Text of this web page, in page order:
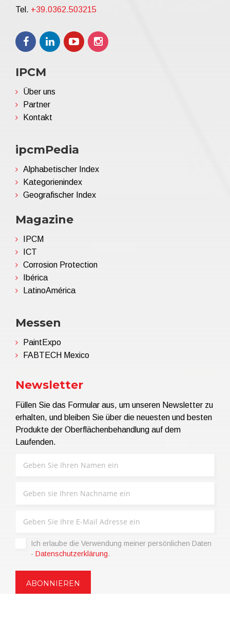
Tel. +39.0362.503215
IPCM
Über uns
Partner
Kontakt
ipcmPedia
Alphabetischer Index
Kategorienindex
Geografischer Index
Magazine
IPCM
ICT
Corrosion Protection
Ibérica
LatinoAmérica
Messen
PaintExpo
FABTECH Mexico
Newsletter
Füllen Sie das Formular aus, um unseren Newsletter zu
erhalten, und bleiben Sie über die neuesten und besten
Produkte der Oberflächenbehandlung auf dem
Laufenden.
Ich erlaube die Verwendung meiner persönlichen Daten
- Datenschutzerklärung.